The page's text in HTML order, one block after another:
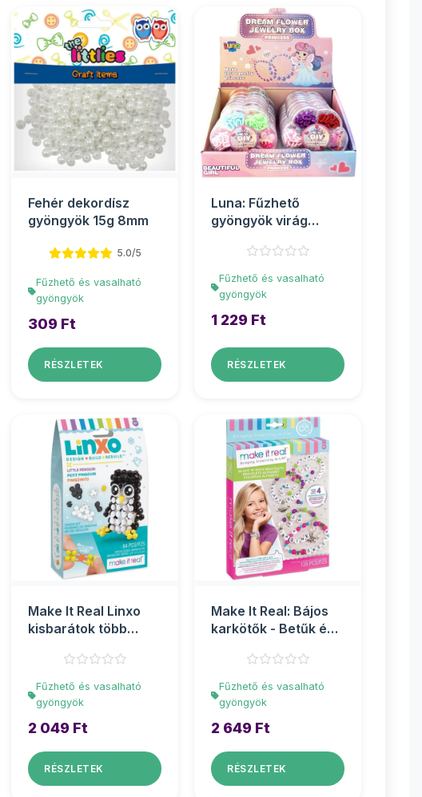
Fehér dekordísz
gyöngyök 15g 8mm
5.0/5
Fűzhető és vasalható
gyöngyök
309 Ft
RÉSZLETEK
Luna: Fűzhető
gyöngyök virág
többf�...
Fűzhető és vasalható
gyöngyök
1 229 Ft
RÉSZLETEK
Make It Real Linxo
kisbarátok több
Fűzhető és vasalható
gyöngyök
2 049 Ft
RÉSZLETEK
Make It Real: Bájos
karkötők - Betűk és
Fűzhető és vasalható
gyöngyök
2 649 Ft
RÉSZLETEK